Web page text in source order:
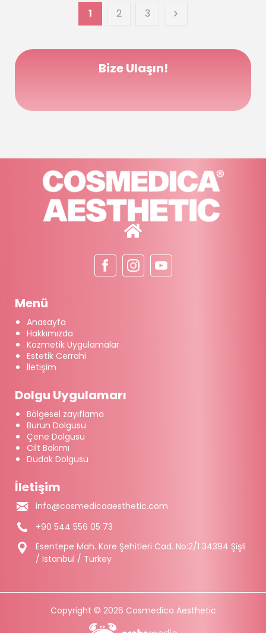
güzelliği uygulamanın adını vermiştir. Paris Işıltısı
uygulamasında kullanılan karışım, vitaminler,
1 2 3
Bize Ulaşın!
Menü
Anasayfa
Hakkımızda
Kozmetik Uygulamalar
Estetik Cerrahi
İletişim
Dolgu Uygulamarı
Bölgesel zayıflama
Burun Dolgusu
Çene Dolgusu
Cilt Bakımı
Dudak Dolgusu
İletişim
info@cosmedicaaesthetic.com
+90 544 556 05 73
Esentepe Mah. Kore Şehitleri Cad. No:2/1 34394 Şişli
/ İstanbul / Turkey
Copyright © 2026 Cosmedica Aesthetic